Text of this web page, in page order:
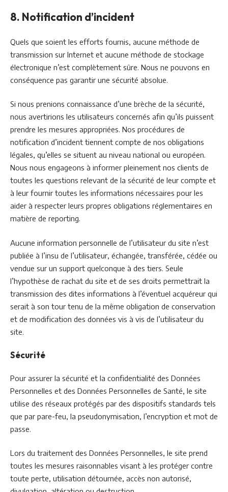
8. Notification d’incident
Quels que soient les efforts fournis, aucune méthode de
transmission sur Internet et aucune méthode de stockage
électronique n’est complètement sûre. Nous ne pouvons en
conséquence pas garantir une sécurité absolue.
Si nous prenions connaissance d’une brèche de la sécurité,
nous avertirions les utilisateurs concernés afin qu’ils puissent
prendre les mesures appropriées. Nos procédures de
notification d’incident tiennent compte de nos obligations
légales, qu’elles se situent au niveau national ou européen.
Nous nous engageons à informer pleinement nos clients de
toutes les questions relevant de la sécurité de leur compte et
à leur fournir toutes les informations nécessaires pour les
aider à respecter leurs propres obligations réglementaires en
matière de reporting.
Aucune information personnelle de l’utilisateur du site n’est
publiée à l’insu de l’utilisateur, échangée, transférée, cédée ou
vendue sur un support quelconque à des tiers. Seule
l’hypothèse de rachat du site et de ses droits permettrait la
transmission des dites informations à l’éventuel acquéreur qui
serait à son tour tenu de la même obligation de conservation
et de modification des données vis à vis de l’utilisateur du
site.
Sécurité
Pour assurer la sécurité et la confidentialité des Données
Personnelles et des Données Personnelles de Santé, le site
utilise des réseaux protégés par des dispositifs standards tels
que par pare-feu, la pseudonymisation, l’encryption et mot de
passe.
Lors du traitement des Données Personnelles, le site prend
toutes les mesures raisonnables visant à les protéger contre
toute perte, utilisation détournée, accès non autorisé,